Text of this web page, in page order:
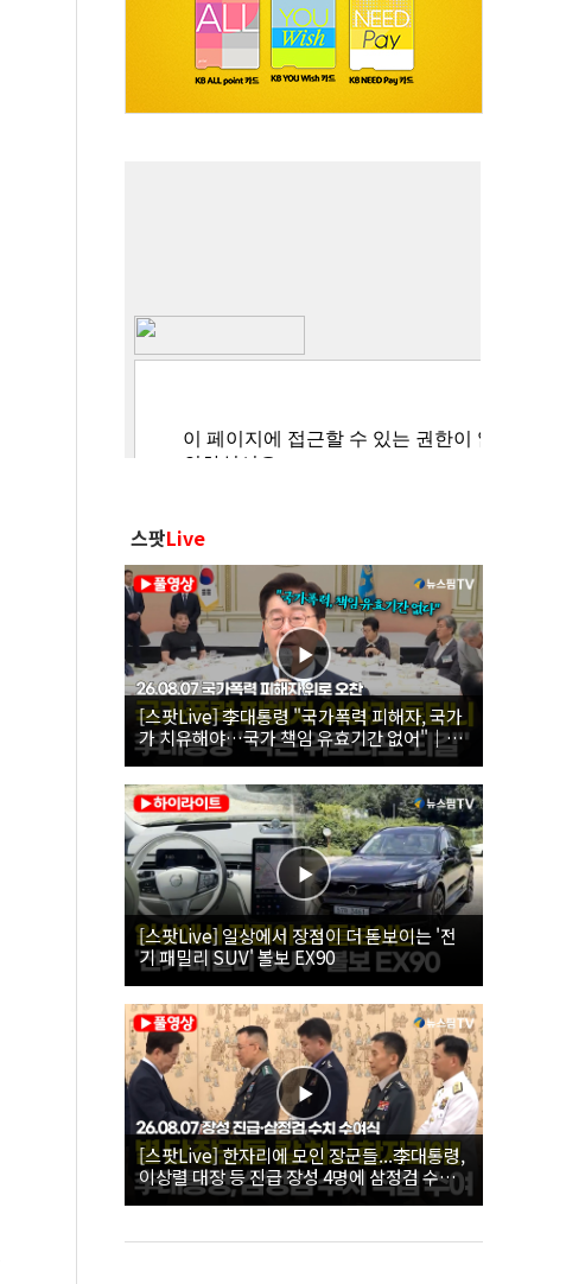
스팟Live
[스팟Live] 李대통령 "국가폭력 피해자, 국가
가 치유해야…국가 책임 유효기간 없어"｜
26.08.07 국가폭력 피해자 위로 오찬
[스팟Live] 일상에서 장점이 더 돋보이는 '전
기 패밀리 SUV' 볼보 EX90
[스팟Live] 한자리에 모인 장군들...李대통령,
이상렬 대장 등 진급 장성 4명에 삼정검 수치
직접 수여｜26.08.07 장성 진급·삼정검 수치